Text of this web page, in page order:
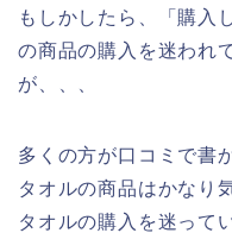
もしかしたら、「購入
の商品の購入を迷われ
が、、、
多くの方が口コミで書
タオルの商品はかなり
タオルの購入を迷って